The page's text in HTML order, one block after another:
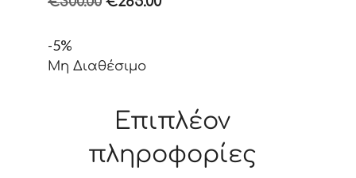
€300.00.
-5%
Μη Διαθέσιμο
Επιπλέον
πληροφορίες